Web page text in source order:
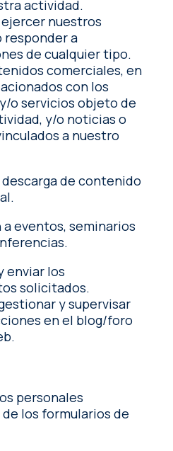
actividad.
nuestros
responder a
de cualquier tipo.
comerciales, en
con los
o servicios objeto de
y/o noticias o
a nuestro
de contenido
eventos, seminarios
enviar los
solicitados.
y supervisar
en el blog/foro
personales
los formularios de